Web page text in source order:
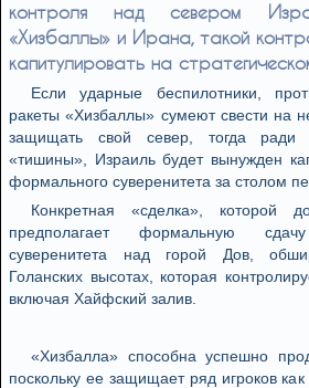
контроля над севером
«Хизбаллы» и Ирана, такой
капитулировать на
Если ударные беспилотники,
ракеты «Хизбаллы» сумеют свести на
защищать свой север, тогда ради
«тишины», Израиль будет вынужден
формального суверенитета за столом
Конкретная «сделка», которой
предполагает формальную
суверенитета над горой Дов,
Голанских высотах, которая
включая Хайфский залив.
«Хизбалла» способна успешно
поскольку ее защищает ряд игроков